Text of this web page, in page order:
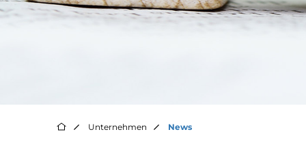
Unternehmen News